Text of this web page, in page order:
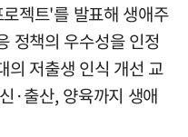
젝트'를 발표해 생애주
정책의 우수성을 인정
의 저출생 인식 개선 교
·출산, 양육까지 생애